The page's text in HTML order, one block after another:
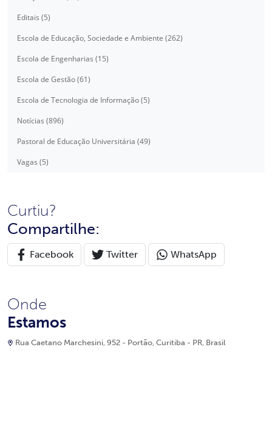
Editais (5)
Escola de Educação, Sociedade e Ambiente (262)
Escola de Engenharias (15)
Escola de Gestão (61)
Escola de Tecnologia de Informação (5)
Notícias (896)
Pastoral de Educação Universitária (49)
Vagas (5)
Curtiu?
Compartilhe:
Facebook Twitter WhatsApp
Onde
Estamos
Rua Caetano Marchesini, 952 - Portão, Curitiba - PR, Brasil